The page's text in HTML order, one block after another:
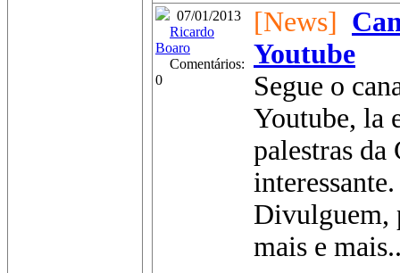
07/01/2013
Ricardo
Boaro
Comentários:
0
[News]
Youtube
Segue o
Youtube, la
palestras
interessante.
Divulguem,
mais e